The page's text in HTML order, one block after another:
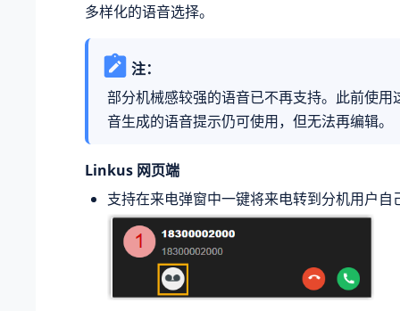
多样化的语音选择。
注：
部分机械感较强的语音已不再支持。此前使用
音生成的语音提示仍可使用，但无法再编辑。
Linkus 网页端
支持在来电弹窗中一键将来电转到分机用户自